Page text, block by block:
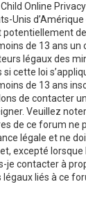
Child Online
Unis
de 13 ans
légaux des
si cette loi
de 13 ans
de contacter
Veuillez
de ce forum ne
légale et ne
excepté lorsque
je contacter à
légaux liés à ce